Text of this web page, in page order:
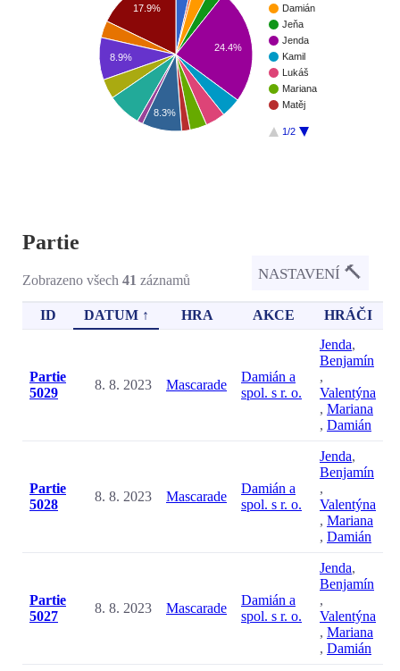
Damián
Jeňa
Jenda
Kamil
Lukáš
Mariana
Matěj
1/2
24.4%
17.9%
8.9%
8.3%
Partie
Zobrazeno všech 41 záznamů NASTAVENÍ 🔨
ID DATUM ↑ HRA AKCE HRÁČI
Partie
5029
8. 8. 2023 Mascarade
Damián a
spol. s r. o.
Jenda,
Benjamín
,
Valentýna
, Mariana
, Damián
Partie
5028
8. 8. 2023 Mascarade
Damián a
spol. s r. o.
Jenda,
Benjamín
,
Valentýna
, Mariana
, Damián
Partie
5027
8. 8. 2023 Mascarade
Damián a
spol. s r. o.
Jenda,
Benjamín
,
Valentýna
, Mariana
, Damián